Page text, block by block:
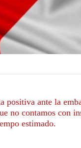
ante la
no contamos con
estimado.